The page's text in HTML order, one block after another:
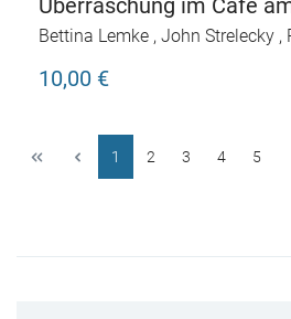
Überraschung im Café
Bettina Lemke , John Strelecky ,
10,00 €
1 2 3 4 5